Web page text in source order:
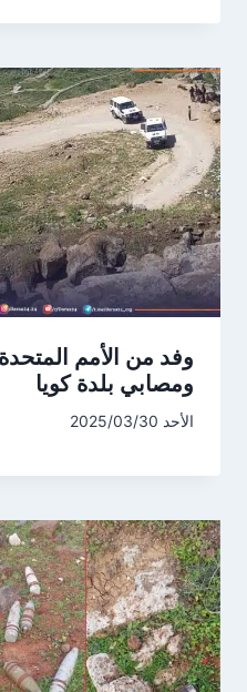
وفد من الأمم
ومصابي بلدة كويا
الأحد 2025/03/30